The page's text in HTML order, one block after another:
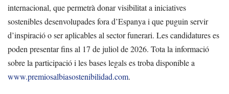
internacional, que permetrà donar visibilitat a iniciatives
sostenibles desenvolupades fora d’Espanya i que puguin servir
d’inspiració o ser aplicables al sector funerari. Les candidatures es
poden presentar fins al 17 de juliol de 2026. Tota la informació
sobre la participació i les bases legals es troba disponible a
www.premiosalbiasostenibilidad.com.